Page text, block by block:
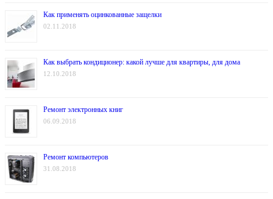
Как применять оцинкованные защелки
02.11.2018
Как выбрать кондиционер: какой лучше для квартиры, для дома
12.10.2018
Ремонт электронных книг
06.09.2018
Ремонт компьютеров
31.08.2018